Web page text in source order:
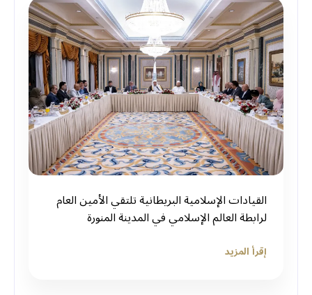
القيادات الإسلامية البريطانية تلتقي الأمين العام
لرابطة العالم الإسلامي في المدينة المنورة
إقرأ المزيد